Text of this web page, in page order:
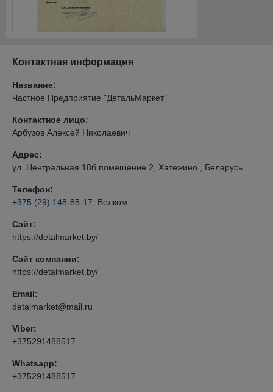
Контактная информация
Название:
Частное Предприятие "ДетальМаркет"
Контактное лицо:
Арбузов Алексей Николаевич
Адрес:
ул. Центральная 18б помещение 2, Хатежино , Беларусь
Телефон:
+375 (29) 148-85-17 , Велком
Сайт:
https://detalmarket.by/
Сайт компании:
https://detalmarket.by/
Email:
detalmarket@mail.ru
Viber:
+375291488517
Whatsapp:
+375291488517